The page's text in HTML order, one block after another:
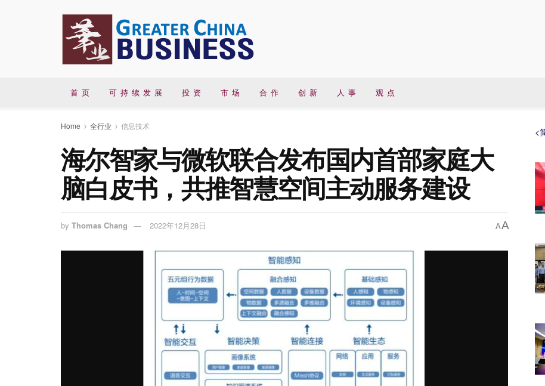
首 页 可 持 续 发 展 投 资 市 场 合 作 创 新 人 事 观 点
Home 全行业 信息技术
海尔智家与微软联合发布国内首部家庭大
脑白皮书，共推智慧空间主动服务建设
by Thomas Chang 2022年12月28日 AA
<